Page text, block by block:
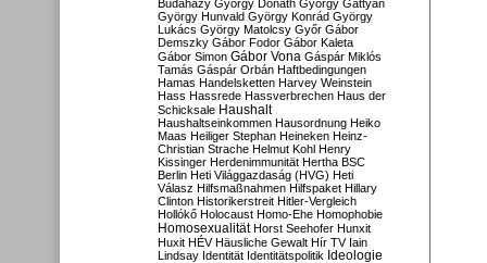
Budaházy György Donáth György Gattyán
György Hunvald György Konrád György
Lukács György Matolcsy Győr Gábor
Demszky Gábor Fodor Gábor Kaleta
Gábor Simon Gábor Vona Gáspár Miklós
Tamás Gáspár Orbán Haftbedingungen
Hamas Handelsketten Harvey Weinstein
Hass Hassrede Hassverbrechen Haus der
Schicksale Haushalt
Haushaltseinkommen Hausordnung Heiko
Maas Heiliger Stephan Heineken Heinz-
Christian Strache Helmut Kohl Henry
Kissinger Herdenimmunität Hertha BSC
Berlin Heti Világgazdaság (HVG) Heti
Válasz Hilfsmaßnahmen Hilfspaket Hillary
Clinton Historikerstreit Hitler-Vergleich
Hollókő Holocaust Homo-Ehe Homophobie
Homosexualität Horst Seehofer Hunxit
Huxit HÉV Häusliche Gewalt Hír TV Iain
Lindsay Identität Identitätspolitik Ideologie